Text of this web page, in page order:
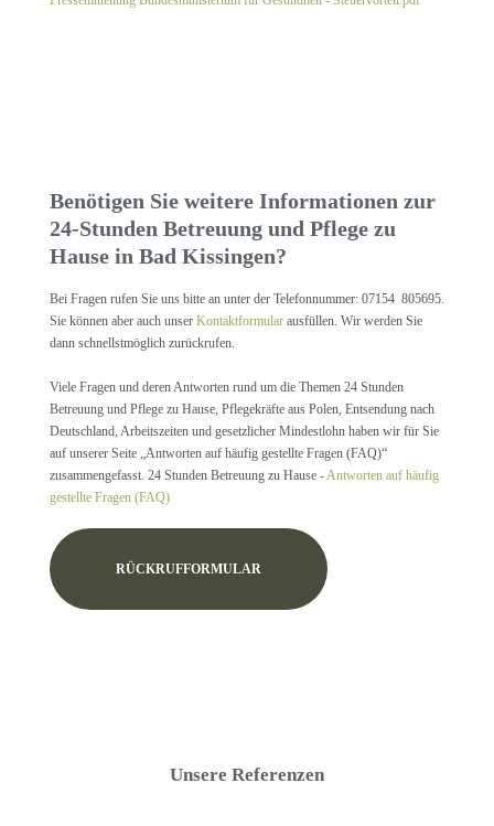
Benötigen Sie weitere Informationen zur
24-Stunden Betreuung und Pflege zu
Hause in Bad Kissingen?
Bei Fragen rufen Sie uns bitte an unter der Telefonnummer: 07154 805695.
Sie können aber auch unser Kontaktformular ausfüllen. Wir werden Sie
dann schnellstmöglich zurückrufen.
Viele Fragen und deren Antworten rund um die Themen 24 Stunden
Betreuung und Pflege zu Hause, Pflegekräfte aus Polen, Entsendung nach
Deutschland, Arbeitszeiten und gesetzlicher Mindestlohn haben wir für Sie
auf unserer Seite „Antworten auf häufig gestellte Fragen (FAQ)“
zusammengefasst. 24 Stunden Betreuung zu Hause -Antworten auf häufig
gestellte Fragen (FAQ)
RÜCKRUFFORMULAR
Unsere Referenzen